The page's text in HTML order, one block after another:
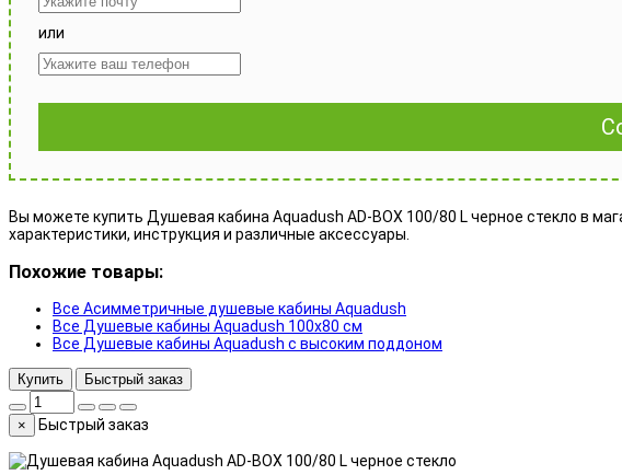
или
Вы можете купить Душевая кабина Aquadush AD-BOX 100/80 L черное стекло в
характеристики, инструкция и различные аксессуары.
Похожие товары:
Все Асимметричные душевые кабины Aquadush
Все Душевые кабины Aquadush 100x80 см
Все Душевые кабины Aquadush с высоким поддоном
Купить Быстрый заказ
× Быстрый заказ